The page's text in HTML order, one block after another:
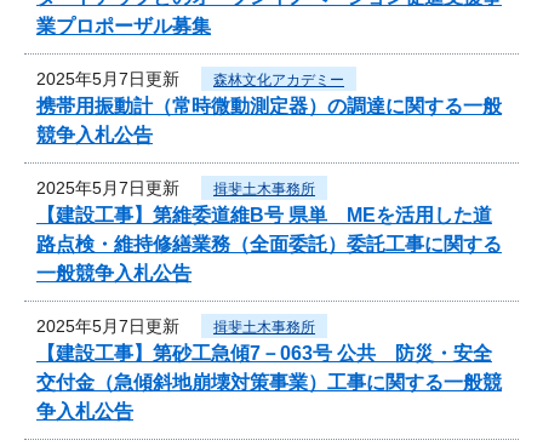
業プロポーザル募集
2025年5月7日更新 森林文化アカデミー
携帯用振動計（常時微動測定器）の調達に関する一般
競争入札公告
2025年5月7日更新 揖斐土木事務所
【建設工事】第維委道維B号 県単 MEを活用した道
路点検・維持修繕業務（全面委託）委託工事に関する
一般競争入札公告
2025年5月7日更新 揖斐土木事務所
【建設工事】第砂工急傾7－063号 公共 防災・安全
交付金（急傾斜地崩壊対策事業）工事に関する一般競
争入札公告